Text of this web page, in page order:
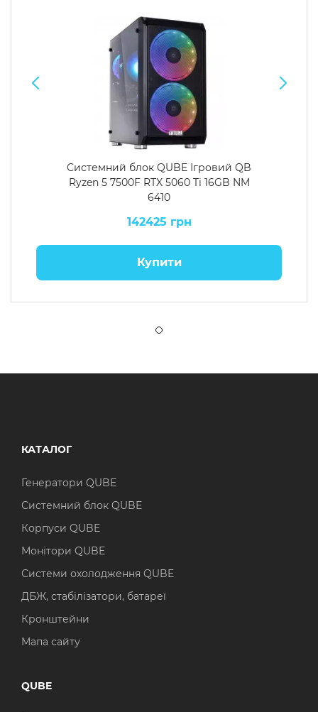
Системний блок QUBE Ігровий QB
Ryzen 5 7500F RTX 5060 Ti 16GB NM
6410
142425 грн
Купити
КАТАЛОГ
Генератори QUBE
Системний блок QUBE
Корпуси QUBE
Монітори QUBE
Системи охолодження QUBE
ДБЖ, стабілізатори, батареї
Кронштейни
Мапа сайту
QUBE